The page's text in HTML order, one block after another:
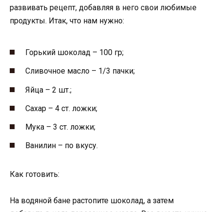
развивать рецепт, добавляя в него свои любимые
продукты. Итак, что нам нужно:
Горький шоколад – 100 гр;
Сливочное масло – 1/3 пачки;
Яйца – 2 шт.;
Сахар – 4 ст. ложки;
Мука – 3 ст. ложки;
Ванилин – по вкусу.
Как готовить:
На водяной бане растопите шоколад, а затем